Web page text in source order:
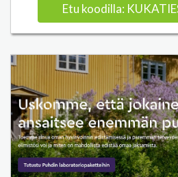
Etu koodilla: